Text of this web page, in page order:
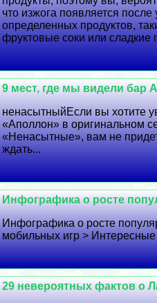
что изжога появляется после
определенных продуктов,
фруктовые соки или сладкие
9 мест, где мы видели бар
ненасытныйЕсли вы хотите
«Аполлон» в оригинальном
«Ненасытные», вам не
ждать...
Инфографика о росте
Инфографика о росте
мобильных игр >
29 невероятных фактов о